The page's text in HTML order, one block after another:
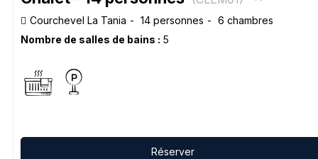
Courchevel La Tania 14 personnes
6 chambres
Nombre de salles de bains : 5
Réserver